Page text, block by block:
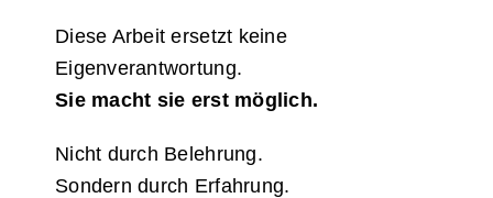
Diese Arbeit ersetzt keine
Eigenverantwortung.
Sie macht sie erst möglich.
Nicht durch Belehrung.
Sondern durch Erfahrung.